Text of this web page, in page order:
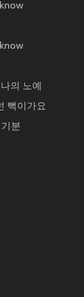
의 노예
뻑이가요
분